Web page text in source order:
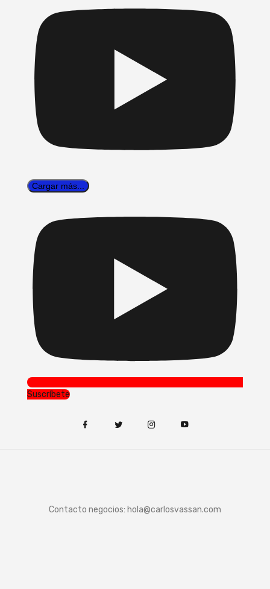
Cargar más...
Suscríbete
Contacto negocios: hola@carlosvassan.com